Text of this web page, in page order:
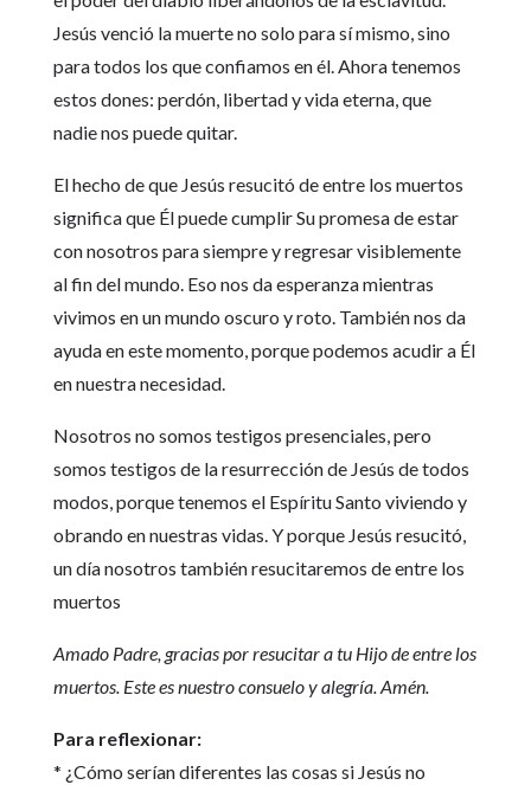
Jesús venció la muerte no solo para sí mismo, sino
para todos los que confiamos en él. Ahora tenemos
estos dones: perdón, libertad y vida eterna, que
nadie nos puede quitar.
El hecho de que Jesús resucitó de entre los muertos
significa que Él puede cumplir Su promesa de estar
con nosotros para siempre y regresar visiblemente
al fin del mundo. Eso nos da esperanza mientras
vivimos en un mundo oscuro y roto. También nos da
ayuda en este momento, porque podemos acudir a Él
en nuestra necesidad.
Nosotros no somos testigos presenciales, pero
somos testigos de la resurrección de Jesús de todos
modos, porque tenemos el Espíritu Santo viviendo y
obrando en nuestras vidas. Y porque Jesús resucitó,
un día nosotros también resucitaremos de entre los
muertos
Amado Padre, gracias por resucitar a tu Hijo de entre los
muertos. Este es nuestro consuelo y alegría. Amén.
Para reflexionar:
* ¿Cómo serían diferentes las cosas si Jesús no